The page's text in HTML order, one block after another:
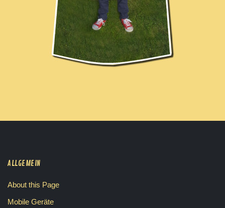
ALLGEMEIN
About this Page
Mobile Geräte